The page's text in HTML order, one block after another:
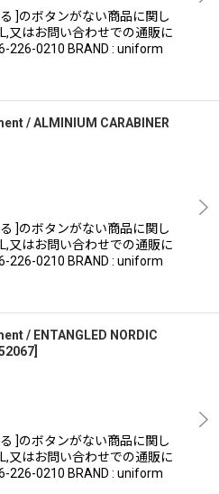
]のボタンがない商品に関し
又はお問い合わせでの通販に
226-0210 BRAND : uniform
/ ALMINIUM CARABINER
]のボタンがない商品に関し
又はお問い合わせでの通販に
226-0210 BRAND : uniform
/ ENTANGLED NORDIC
]のボタンがない商品に関し
又はお問い合わせでの通販に
226-0210 BRAND : uniform